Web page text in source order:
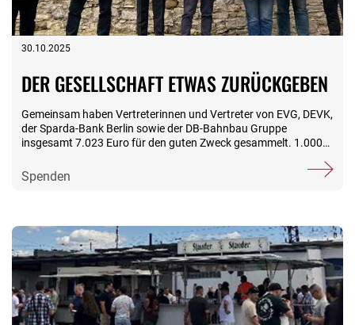
30.10.2025
DER GESELLSCHAFT ETWAS ZURÜCKGEBEN
Gemeinsam haben Vertreterinnen und Vertreter von EVG, DEVK,
der Sparda-Bank Berlin sowie der DB-Bahnbau Gruppe
insgesamt 7.023 Euro für den guten Zweck gesammelt. 1.000
der gemeinsamen Spendenübergabe entgegennehmen. Die
Gelder kommen der Arbeit der Stiftung EWH im Haus
Beitrag zu leisten. Bereits zum Beginn des Jahres hatte der
Vorsitzende des EVG-Landesverbandes Thüringen Bekannte
aus den beteiligten Organisationen für die Aktion gewinnen
können. Gesammelt wurden insgesamt 2.723 Euro bei
verschiedenen Veranstaltungen der Partner sowie innerhalb der
DB Bahnbau Gruppe. Die großzügigen Beteiligungen der
Sparda-Bank Berlin (2.800 Euro) sowie der DEVK Erfurt (1.500
Spenden